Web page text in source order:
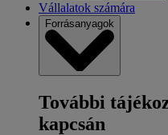
Vállalatok számára
Forrásanyagok
További
kapcsán